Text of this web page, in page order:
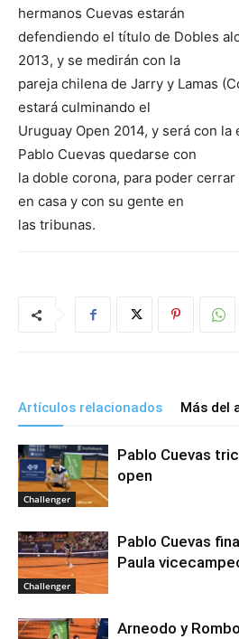
hermanos Cuevas estarán
defendiendo el título de Dobles
2013, y se medirán con la
pareja chilena de Jarry y Lamas
estará culminando el
Uruguay Open 2014, y será con
Pablo Cuevas quedarse con
la doble corona, para poder
en casa y con su gente en
las tribunas.
Artículos relacionados Más del
Challenger
Pablo Cuevas
open
Challenger
Pablo Cuevas
Paula
Arneodo y